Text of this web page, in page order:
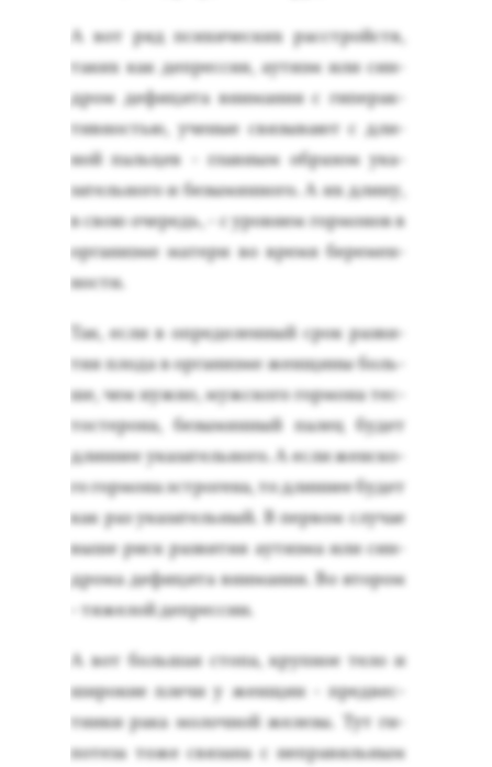
А вот ряд пси­хичес­ких расс­трой­ств,
та­ких как деп­рессия, а­утизм или син­
дром де­фици­та вни­мания с ги­перак­
тивностью, уче­ные свя­зыва­ют с дли­
ной паль­цев - глав­ным об­ра­зом ука­
затель­но­го и бе­зымян­но­го. А их дли­ну,
в свою оче­редь, - с уров­нем гор­мо­нов в
ор­га­низ­ме ма­тери во вре­мя бе­ремен­
ности.
Так, ес­ли в оп­ре­делен­ный срок раз­ви­
тия пло­да в ор­га­низ­ме жен­щи­ны боль­
ше, чем нуж­но, муж­ско­го гор­мо­на тес­
тосте­рона, бе­зымян­ный па­лец бу­дет
длин­нее ука­затель­но­го. А ес­ли жен­ско­
го гор­мо­на эс­тро­гена, то длин­нее бу­дет
как раз ука­затель­ный. В пер­вом слу­чае
вы­ше риск раз­ви­тия а­утиз­ма или син­
дро­ма де­фици­та вни­мания. Во вто­ром
- тя­желой деп­рессии.
А вот боль­шая сто­па, круп­ное те­ло и
ши­рокие пле­чи у жен­щин - пред­вес­
тни­ки ра­ка мо­лоч­ной же­лезы. Тут ги­
поте­за то­же свя­зана с неп­ра­виль­ным